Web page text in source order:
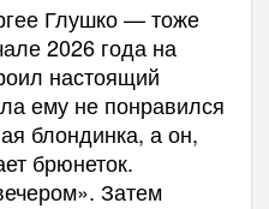
Глушко — тоже
2026 года на
настоящий
ему не понравился
блондинка, а он,
брюнеток.
Затем